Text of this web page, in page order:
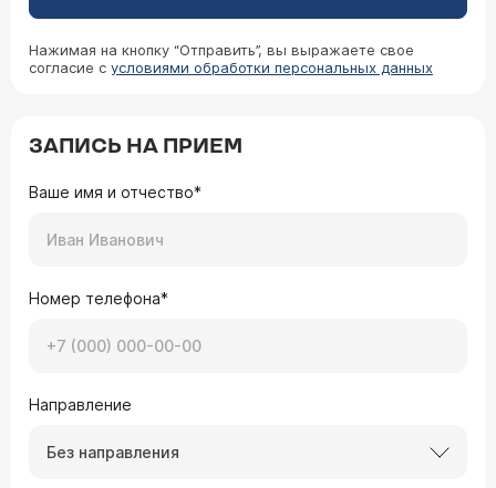
Нажимая на кнопку “Отправить”, вы выражаете свое
согласие с условиями обработки персональных данных
ЗАПИСЬ НА ПРИЕМ
Ваше имя и отчество*
Номер телефона*
Направление
Без направления